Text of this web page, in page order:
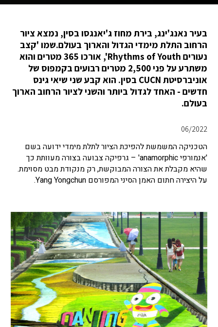
בעיר נאנג'ינג, בירת מחוז ג'יאנגסו בסין, נמצא ציור
הרחוב התלת מימדי הגדול והארוך בעולם.שמו 'קצב
נעורים Rhythms of Youth', אורכו 365 מטרים והוא
משתרע על פני 2,500 מטרים רבועים בקמפוס של
אוניברסיטת CUCN בסין. הוא קבע שני שיאי גינס
חדשים - האחד לגדול ביותר והשני לציור הרחוב הארוך
בעולם.
06/2022
הטכניקה המשמשת להפיכת הציור לתלת מימדי ידועה בשם
'אנמורפי anamorphic' – גרפיקה צבועה בצורה מעוותת כך
שהיא מקבלת את הצורה המבוקשת, רק מנקודת מבט מסוימת.
על היצירה חתום האמן הסיני המפורסם Yang Yongchun.